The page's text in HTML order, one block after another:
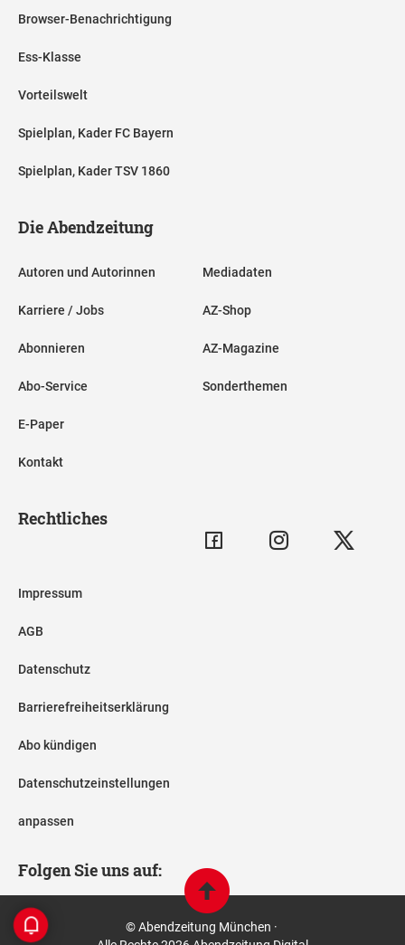
Browser-Benachrichtigung
Ess-Klasse
Vorteilswelt
Spielplan, Kader FC Bayern
Spielplan, Kader TSV 1860
Die Abendzeitung
Autoren und Autorinnen
Karriere / Jobs
Abonnieren
Abo-Service
E-Paper
Kontakt
Mediadaten
AZ-Shop
AZ-Magazine
Sonderthemen
Rechtliches
Impressum
AGB
Datenschutz
Barrierefreiheitserklärung
Abo kündigen
Datenschutzeinstellungen
anpassen
Folgen Sie uns auf:
© Abendzeitung München ·